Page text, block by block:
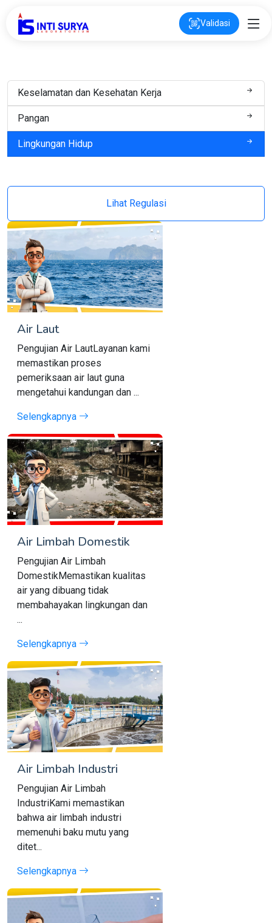
Validasi
Keselamatan dan Kesehatan Kerja
Pangan
Lingkungan Hidup
Lihat Regulasi
Air Laut
Pengujian Air LautLayanan kami
memastikan proses
pemeriksaan air laut guna
mengetahui kandungan dan ...
Selengkapnya
Air Limbah Domestik
Pengujian Air Limbah
DomestikMemastikan kualitas
air yang dibuang tidak
membahayakan lingkungan dan
...
Selengkapnya
Air Limbah Industri
Pengujian Air Limbah
IndustriKami memastikan
bahwa air limbah industri
memenuhi baku mutu yang
ditet...
Selengkapnya